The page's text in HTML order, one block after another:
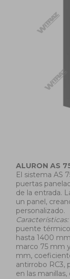
ALURON AS
El sistema AS
puertas
de la entrada.
un panel,
personalizado.
Características:
puente
hasta 1400
marco 75 mm
mm,
antirrobo RC3,
en las